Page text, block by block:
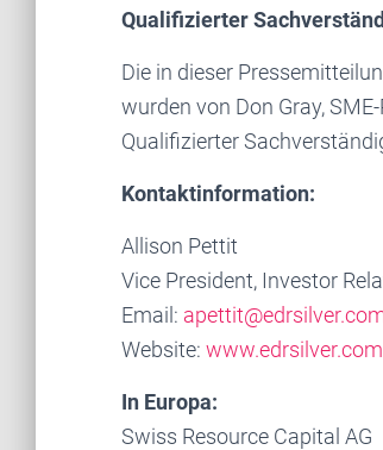
Qualifizierter
Die in dieser
wurden von Don Gray,
Qualifizierter
Kontaktinformation:
Allison Pettit
Vice President, Investor
Email:
Website: www.edrsilver.com
In Europa:
Swiss Resource Capital AG